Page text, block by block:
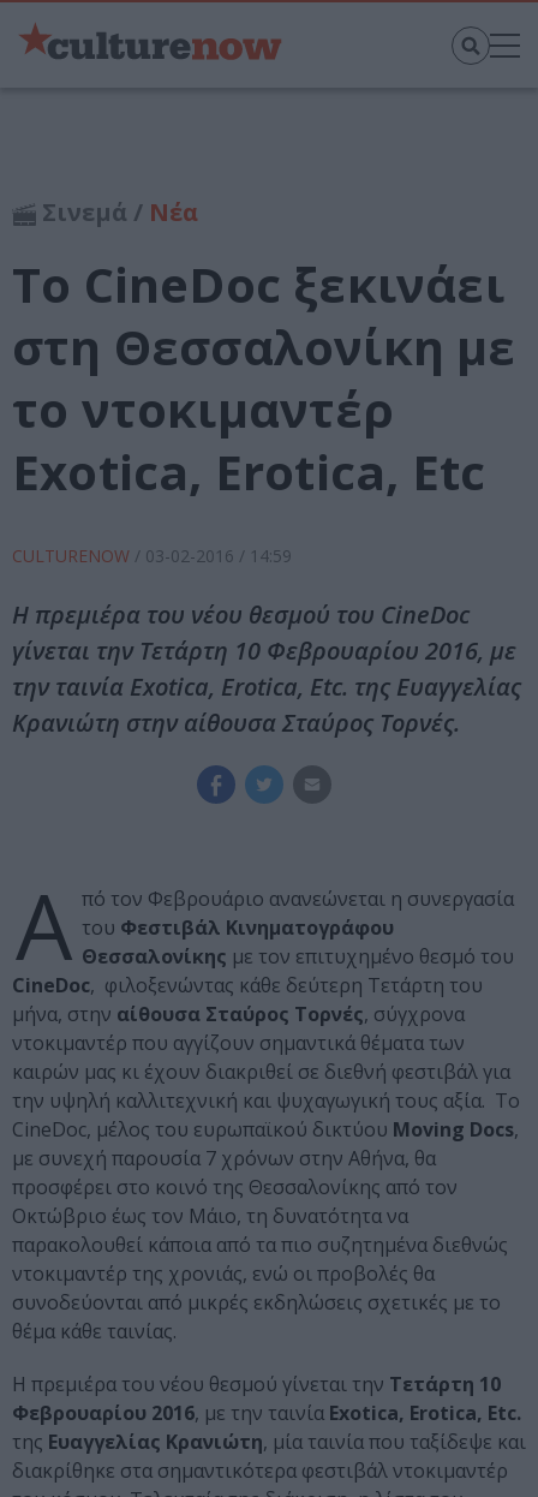
Σινεμά / Νέα
To CineDoc ξεκινάει
στη Θεσσαλονίκη με
το ντοκιμαντέρ
Exotica, Erotica, Etc
CULTURENOW / 03-02-2016 / 14:59
Η πρεμιέρα του νέου θεσμού του CineDoc
γίνεται την Τετάρτη 10 Φεβρουαρίου 2016, με
την ταινία Exotica, Erotica, Etc. της Ευαγγελίας
Κρανιώτη στην αίθουσα Σταύρος Τορνές.
Α πό τον Φεβρουάριο ανανεώνεται η συνεργασία
του Φεστιβάλ Κινηματογράφου
Θεσσαλονίκης με τον επιτυχημένο θεσμό του
CineDoc, φιλοξενώντας κάθε δεύτερη Τετάρτη του
μήνα, στην αίθουσα Σταύρος Τορνές, σύγχρονα
ντοκιμαντέρ που αγγίζουν σημαντικά θέματα των
καιρών μας κι έχουν διακριθεί σε διεθνή φεστιβάλ για
την υψηλή καλλιτεχνική και ψυχαγωγική τους αξία. Το
CineDoc, μέλος του ευρωπαϊκού δικτύου Moving Docs,
με συνεχή παρουσία 7 χρόνων στην Αθήνα, θα
προσφέρει στο κοινό της Θεσσαλονίκης από τον
Οκτώβριο έως τον Μάιο, τη δυνατότητα να
παρακολουθεί κάποια από τα πιο συζητημένα διεθνώς
ντοκιμαντέρ της χρονιάς, ενώ οι προβολές θα
συνοδεύονται από μικρές εκδηλώσεις σχετικές με το
θέμα κάθε ταινίας.
Η πρεμιέρα του νέου θεσμού γίνεται την Τετάρτη 10
Φεβρουαρίου 2016, με την ταινία Exotica, Erotica, Etc.
της Ευαγγελίας Κρανιώτη, μία ταινία που ταξίδεψε και
διακρίθηκε στα σημαντικότερα φεστιβάλ ντοκιμαντέρ